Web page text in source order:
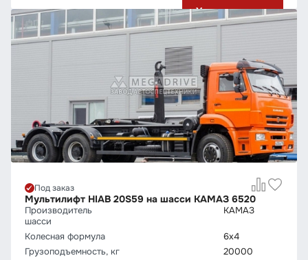
Узнать цену
Под заказ
Мультилифт HIAB 20S59 на шасси КАМАЗ 6520
Производитель
шасси
КАМАЗ
Колесная формула
6х4
Грузо­подъемность, кг
20000